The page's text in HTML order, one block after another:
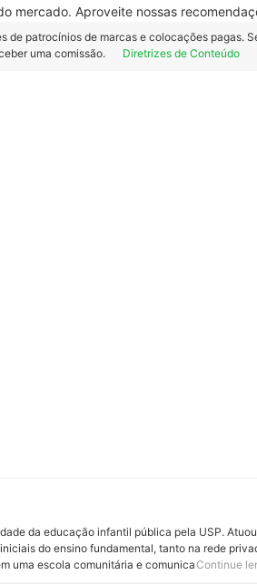
mercado. Aproveite nossas
de patrocínios de marcas e colocações pagas.
uma comissão.
Diretrizes de Conteúdo
da educação infantil pública pela USP.
do ensino fundamental, tanto na rede
uma escola comunitária e comunicadoraContinue